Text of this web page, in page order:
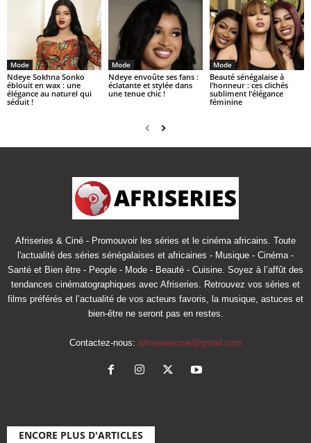
Mode
Ndeye Sokhna Sonko
éblouit en wax : une
élégance au naturel qui
séduit !
Mode
Ndeye envoûte ses fans :
éclatante et stylée dans
une tenue chic !
Mode
Beauté sénégalaise à
l’honneur : ces clichés
subliment l’élégance
féminine
Afriseries & Ciné - Promouvoir les séries et le cinéma africains. Toute
l'actualité des séries sénégalaises et africaines - Musique - Cinéma -
Santé et Bien être - People - Mode - Beauté - Cuisine. Soyez à l’affût des
tendances cinématographiques avec Afriseries. Retrouvez vos séries et
films préférés et l’actualité de vos acteurs favoris, la musique, astuces et
bien-être ne seront pas en restes.
Contactez-nous: afriseriescine@gmail.com
ENCORE PLUS D'ARTICLES